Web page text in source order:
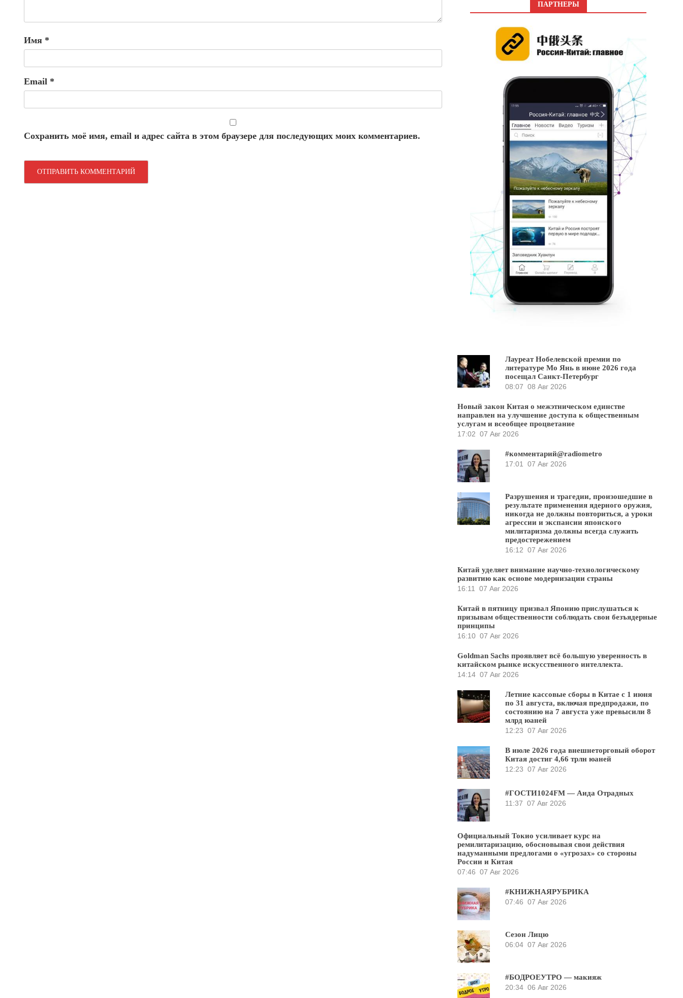
Имя *
Email *
Сохранить моё имя, email и адрес сайта в этом браузере для последующих моих комментариев.
ПАРТНЕРЫ
Лауреат Нобелевской премии по
литературе Мо Янь в июне 2026 года
посещал Санкт-Петербург
08:07 08 Авг 2026
Новый закон Китая о межэтническом единстве
направлен на улучшение доступа к общественным
услугам и всеобщее процветание
17:02 07 Авг 2026
#комментарий@radiometro
17:01
07 Авг 2026
Разрушения и трагедии, произошедшие в
результате применения ядерного оружия,
никогда не должны повториться, а уроки
агрессии и экспансии японского
милитаризма должны всегда служить
предостережением
16:12 07 Авг 2026
Китай уделяет внимание научно-технологическому
развитию как основе модернизации страны
16:11
07 Авг 2026
Китай в пятницу призвал Японию прислушаться к
призывам общественности соблюдать свои безъядерные
принципы
16:10 07 Авг 2026
Goldman Sachs проявляет всё большую уверенность в
китайском рынке искусственного интеллекта.
14:14 07 Авг 2026
Летние кассовые сборы в Китае с 1 июня
по 31 августа, включая предпродажи, по
состоянию на 7 августа уже превысили 8
млрд юаней
12:23 07 Авг 2026
В июле 2026 года внешнеторговый оборот
Китая достиг 4,66 трлн юаней
12:23 07 Авг 2026
#ГОСТИ1024FM — Аида Отрадных
11:37 07 Авг 2026
Официальный Токио усиливает курс на
ремилитаризацию, обосновывая свои действия
надуманными предлогами о «угрозах» со стороны
России и Китая
07:46 07 Авг 2026
#КНИЖНАЯРУБРИКА
07:46 07 Авг 2026
Сезон Лицю
06:04 07 Авг 2026
#БОДРОЕУТРО — макияж
20:34 06 Авг 2026